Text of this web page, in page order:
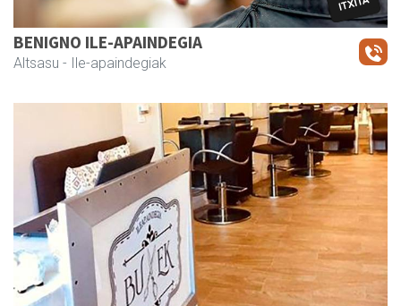
BENIGNO ILE-APAINDEGIA
Altsasu - Ile-apaindegiak